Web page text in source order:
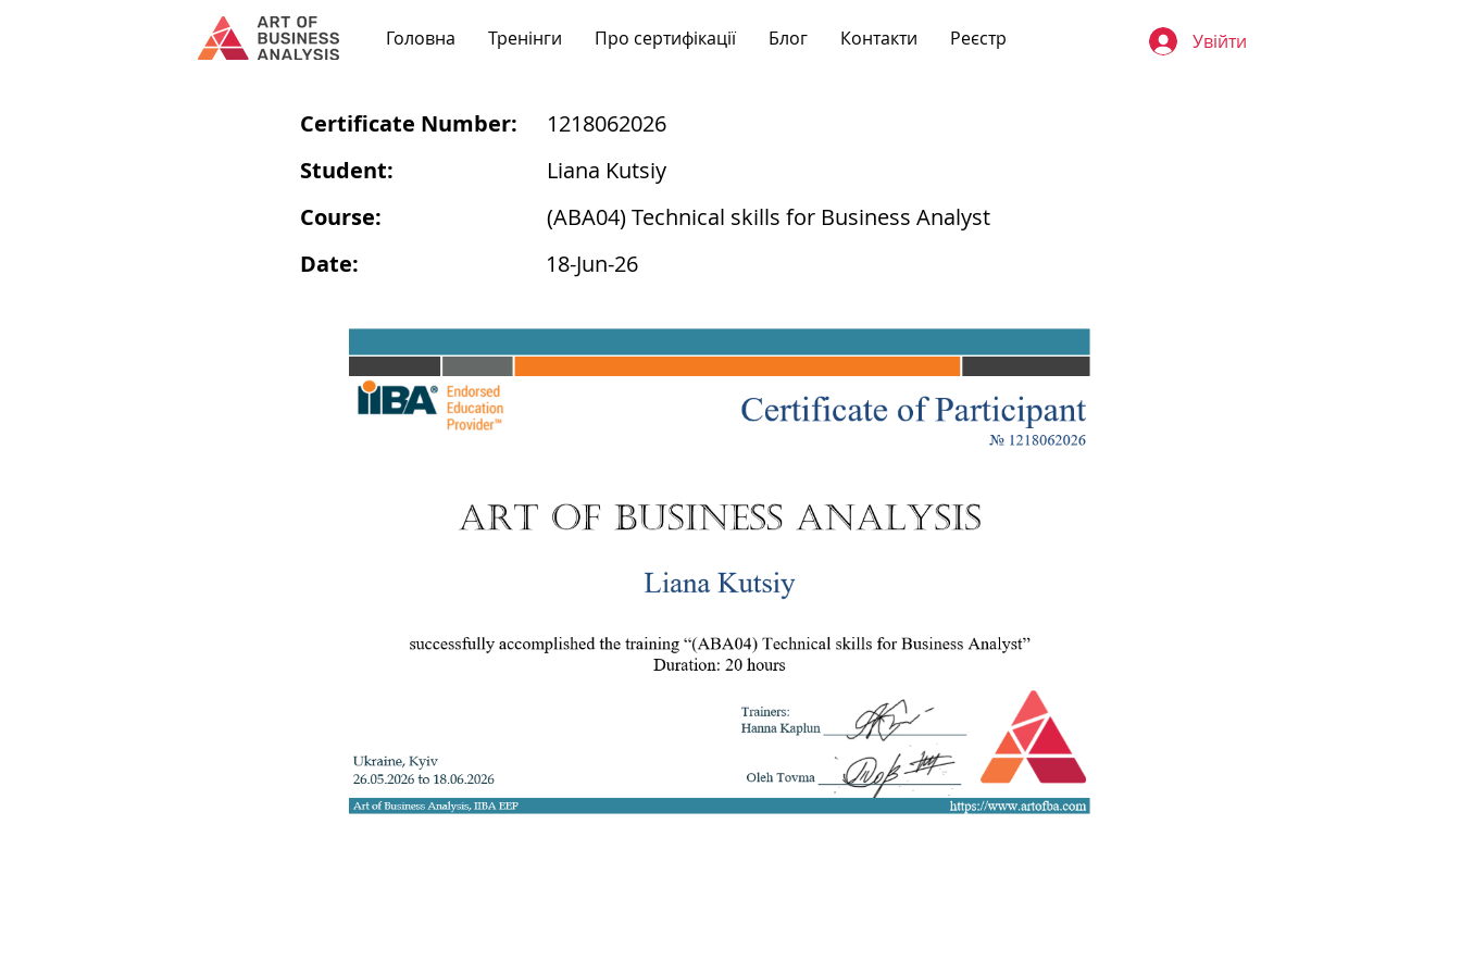
Головна Тренінги Про сертифікації Блог Контакти Реєстр Увійти
Certificate Number:
Student:
Course:
Date:
1218062026
Liana Kutsiy
(ABA04) Technical skills for Business Analyst
18-Jun-26